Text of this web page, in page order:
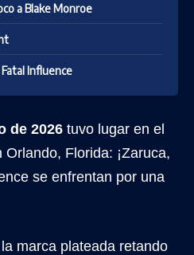
a Blake Monroe
Fatal Influence
de 2026 tuvo lugar en el
Florida: ¡Zaruca,
se enfrentan por una
marca plateada retando